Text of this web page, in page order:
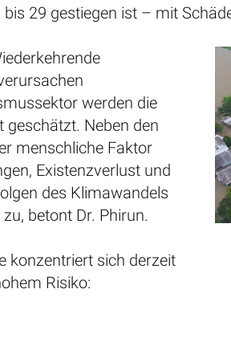
29 gestiegen ist – mit
werden die
geschätzt. Neben den
menschliche Faktor
Existenzverlust und
des Klimawandels
betont Dr. Phirun.
konzentriert sich derzeit
Risiko: